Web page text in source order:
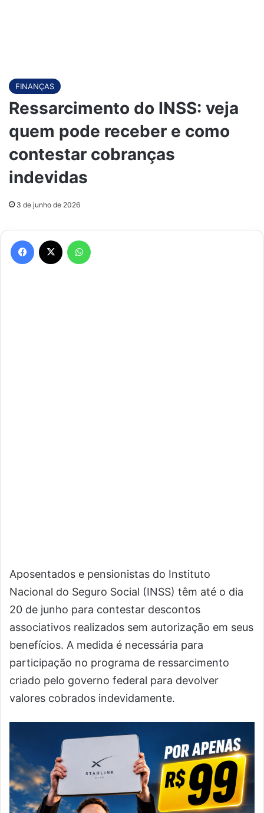
FINANÇAS
Ressarcimento do INSS: veja
quem pode receber e como
contestar cobranças
indevidas
3 de junho de 2026
Facebook
Aposentados e pensionistas do Instituto
Nacional do Seguro Social (INSS) têm até o dia
20 de junho para contestar descontos
associativos realizados sem autorização em seus
benefícios. A medida é necessária para
participação no programa de ressarcimento
criado pelo governo federal para devolver
valores cobrados indevidamente.